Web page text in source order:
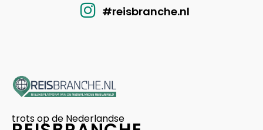
#reisbranche.nl
trots op de Nederlandse